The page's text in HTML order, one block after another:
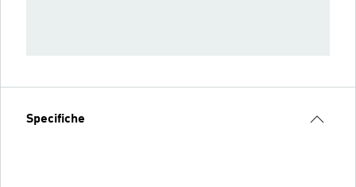
Specifiche